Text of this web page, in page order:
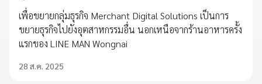
เพื่อขยายกลุ่มธุรกิจ Merchant Digital Solutions เป็นการ
ขยายธุรกิจไปยังอุตสาหกรรมอื่น นอกเหนือจากร้านอาหารครั้ง
แรกของ LINE MAN Wongnai
28 ส.ค. 2025